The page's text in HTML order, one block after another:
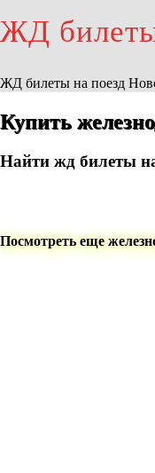
ЖД
ЖД билеты на поезд
Купить
Найти жд билеты
Посмотреть еще